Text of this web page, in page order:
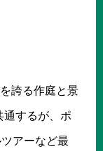
誇る作庭と景
通するが、ポ
アーなど最